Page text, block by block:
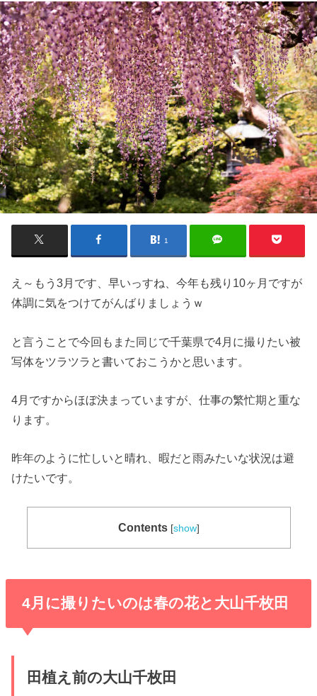
1
え～もう3月です、早いっすね、今年も残り10ヶ月ですが
体調に気をつけてがんばりましょうｗ
と言うことで今回もまた同じで千葉県で4月に撮りたい被
写体をツラツラと書いておこうかと思います。
4月ですからほぼ決まっていますが、仕事の繁忙期と重な
ります。
昨年のように忙しいと晴れ、暇だと雨みたいな状況は避
けたいです。
Contents [show]
4月に撮りたいのは春の花と大山千枚田
田植え前の大山千枚田